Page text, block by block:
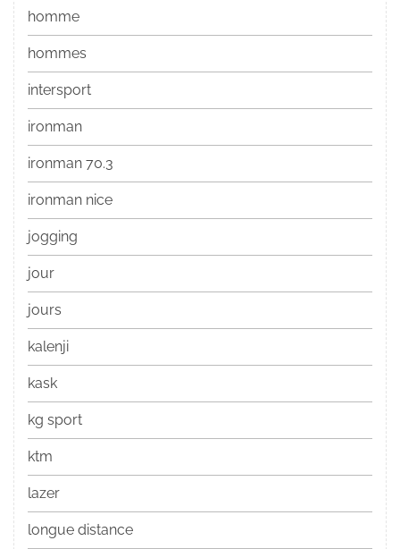
homme
hommes
intersport
ironman
ironman 70.3
ironman nice
jogging
jour
jours
kalenji
kask
kg sport
ktm
lazer
longue distance